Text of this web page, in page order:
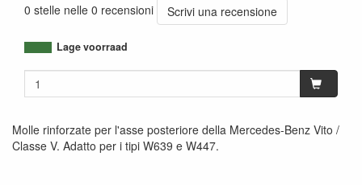
0 stelle nelle 0 recensioni
Scrivi una recensione
Lage voorraad
Molle rinforzate per l'asse posteriore della Mercedes-Benz Vito /
Classe V. Adatto per i tipi W639 e W447.